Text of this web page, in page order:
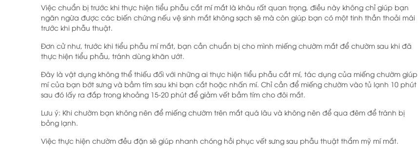
Việc chuẩn bị trước khi thực hiện tiểu phẫu cắt mí mắt là khâu rất quan trọng, điều này không chỉ giúp bạn
ngăn ngừa được các biến chứng nếu vệ sinh mắt không sạch sẽ mà còn giúp bạn có một tinh thần thoải mái
trước khi phẫu thuật.
Đơn cử như, trước khi tiểu phẫu mí mắt, bạn cần chuẩn bị cho mình miếng chườm mắt để chườm sau khi đã
thực hiện tiểu phẫu, tránh dùng khăn ướt.
Đây là vật dụng không thể thiếu đối với những ai thực hiện tiểu phẫu cắt mí, tác dụng của miếng chườm giúp
mí của bạn bớt sưng và bầm tím sau khi bạn cắt hoặc nhấn mí. Chỉ cần để miếng chườm vào tủ lạnh 10 phút
sau đó lấy ra đắp trong khoảng 15-20 phút để giảm vết bầm tím cho đôi mắt.
Lưu ý: Khi chườm bạn không nên để miếng chườm trên mắt quá lâu và không nên để qua đêm để tránh bị
bỏng lạnh.
Việc thực hiện chườm đều đặn sẽ giúp nhanh chóng hồi phục vết sưng sau phẫu thuật thẩm mỹ mí mắt.